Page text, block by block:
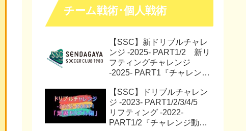
チーム戦術･個人戦術
【SSC】新ドリブルチャレ
ンジ -2025- PART1/2 新リ
フティングチャレンジ
-2025- PART1『チャレンジ
画』
【SSC】ドリブルチャレン
ジ -2023- PART1/2/3/4/5
リフティング -2022-
PART1/2『チャレンジ動